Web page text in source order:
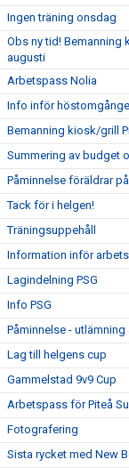
Ingen träning onsdag
Obs ny tid! Bemanning
augusti
Arbetspass Nolia
Info inför
Bemanning kiosk/grill
Summering av budget
Påminnelse föräldrar
Tack för i helgen!
Träningsuppehåll
Information inför
Lagindelning PSG
Info PSG
Påminnelse -
Lag till helgens cup
Gammelstad 9v9 Cup
Arbetspass för Piteå
Fotografering
Sista rycket med New